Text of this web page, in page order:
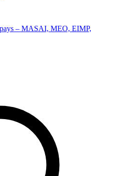
– MASAI, MEO, EIMP,